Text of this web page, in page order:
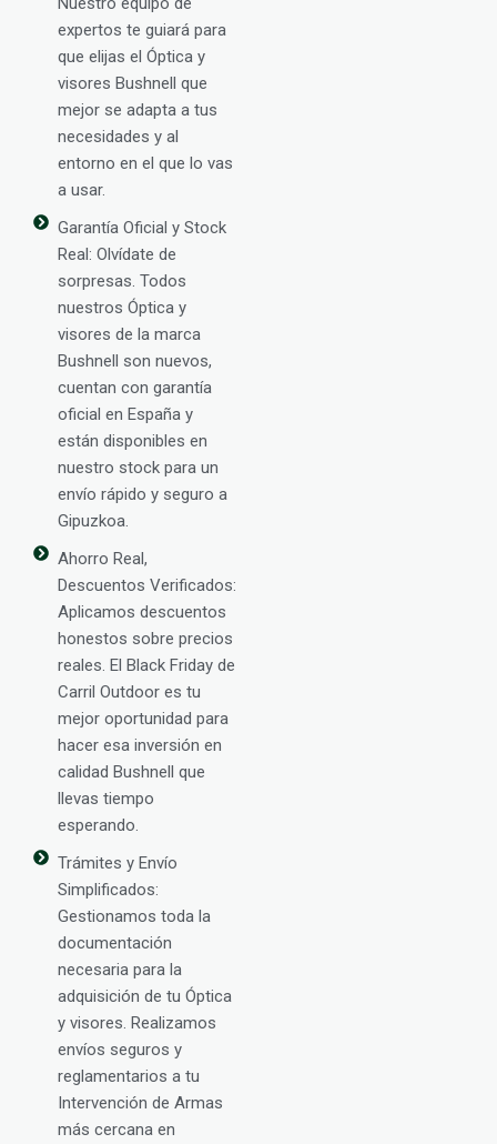
expertos te guiará para
que elijas el Óptica y
visores Bushnell que
mejor se adapta a tus
necesidades y al
entorno en el que lo vas
a usar.
Garantía Oficial y Stock
Real: Olvídate de
sorpresas. Todos
nuestros Óptica y
visores de la marca
Bushnell son nuevos,
cuentan con garantía
oficial en España y
están disponibles en
nuestro stock para un
envío rápido y seguro a
Gipuzkoa.
Ahorro Real,
Descuentos Verificados:
Aplicamos descuentos
honestos sobre precios
reales. El Black Friday de
Carril Outdoor es tu
mejor oportunidad para
hacer esa inversión en
calidad Bushnell que
llevas tiempo
esperando.
Trámites y Envío
Simplificados:
Gestionamos toda la
documentación
necesaria para la
adquisición de tu Óptica
y visores. Realizamos
envíos seguros y
reglamentarios a tu
Intervención de Armas
más cercana en